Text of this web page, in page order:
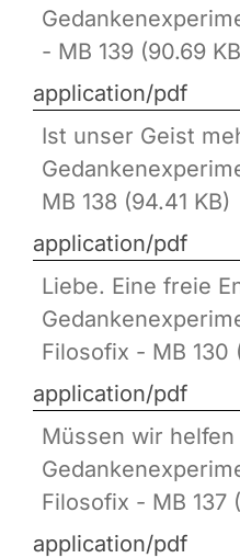
- MB 139 (90.69
application/pdf
Ist unser Geist
MB 138 (94.41 KB)
application/pdf
Liebe. Eine freie
Filosofix - MB 130
application/pdf
Müssen wir helfen
Filosofix - MB 137
application/pdf